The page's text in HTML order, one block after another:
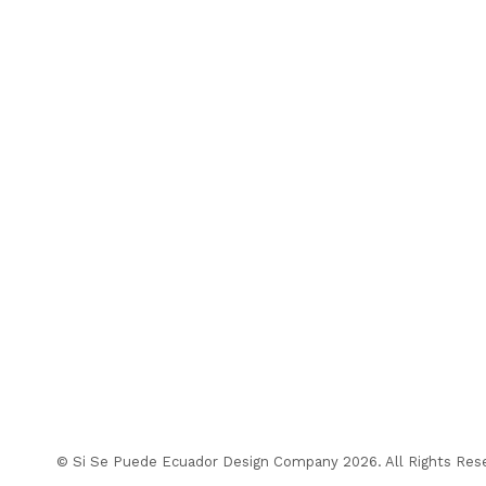
© Si Se Puede Ecuador Design Company 2026. All Rights